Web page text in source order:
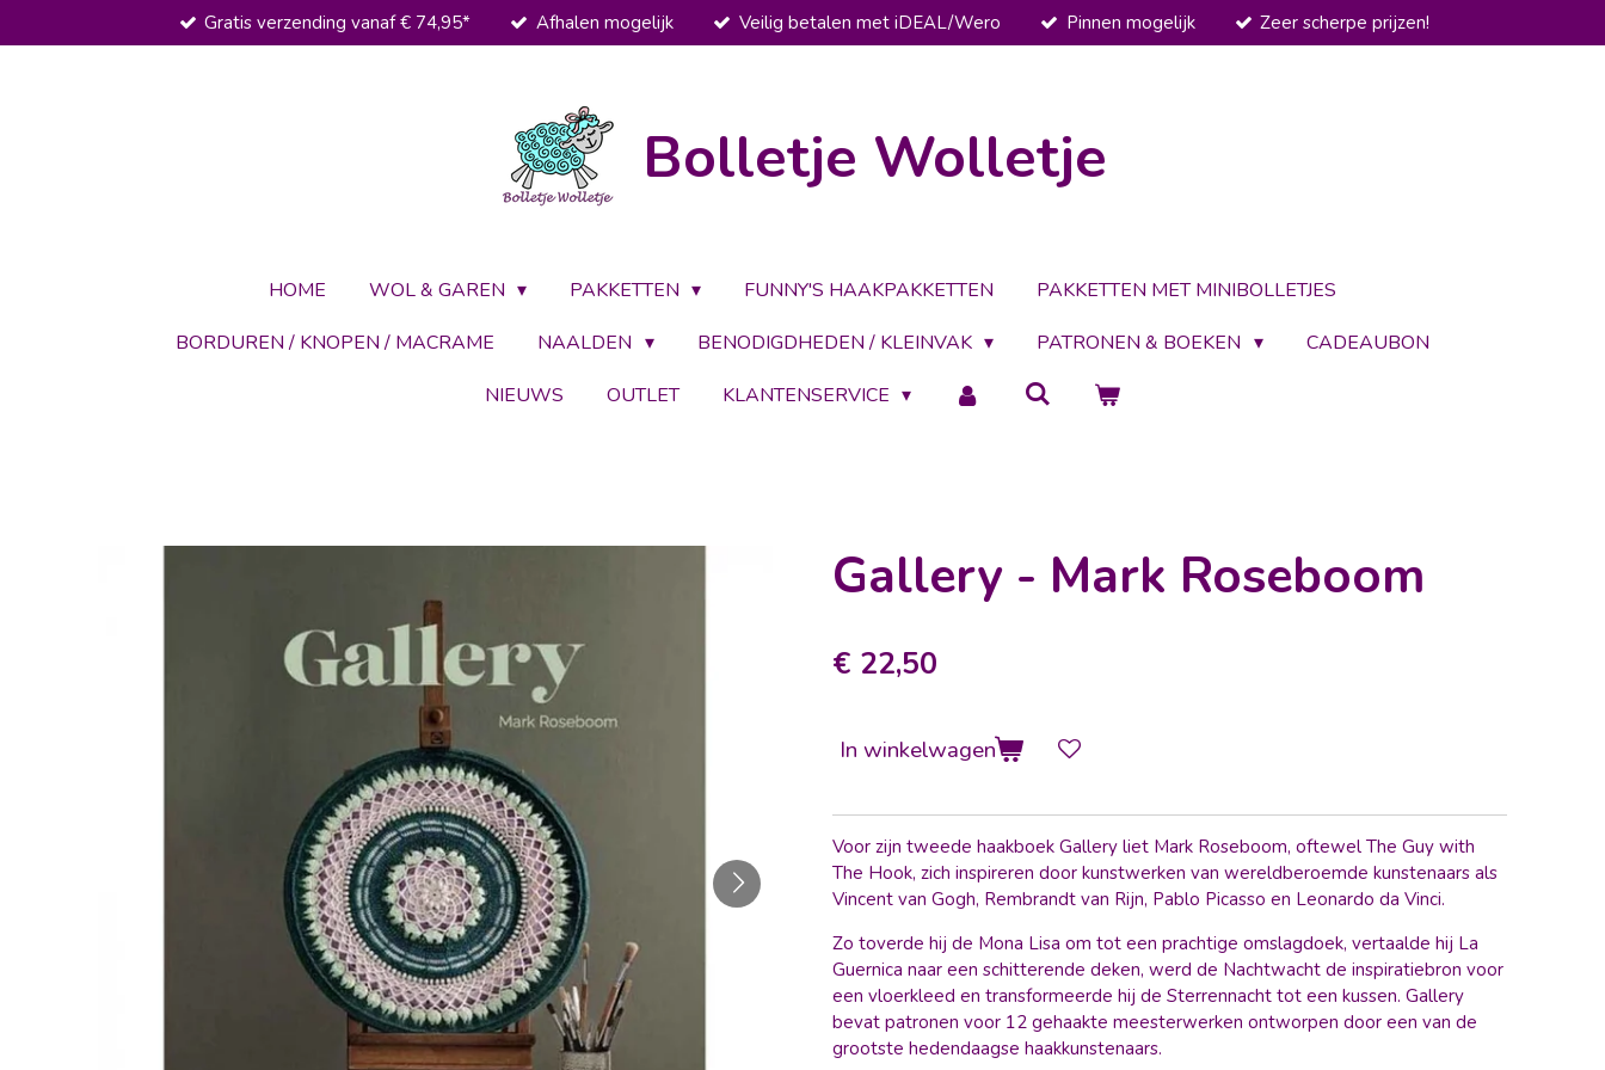
direct
Gratis verzending vanaf € 74,95* Afhalen mogelijk Veilig betalen met iDEAL/Wero Pinnen mogelijk Zeer scherpe prijzen!
Bolletje Wolletje
HOME WOL & GAREN PAKKETTEN FUNNY'S HAAKPAKKETTEN
PAKKETTEN MET MINIBOLLETJES
BORDUREN / KNOPEN / MACRAME
NAALDEN BENODIGDHEDEN / KLEINVAK PATRONEN & BOEKEN
CADEAUBON
NIEUWS
OUTLET KLANTENSERVICE
Gallery - Mark Roseboom
€ 22,50
In winkelwagen
Voor zijn tweede haakboek Gallery liet Mark Roseboom, oftewel The Guy with
The Hook, zich inspireren door kunstwerken van wereldberoemde kunstenaars als
Vincent van Gogh, Rembrandt van Rijn, Pablo Picasso en Leonardo da Vinci.
Zo toverde hij de Mona Lisa om tot een prachtige omslagdoek, vertaalde hij La
Guernica naar een schitterende deken, werd de Nachtwacht de inspiratiebron voor
een vloerkleed en transformeerde hij de Sterrennacht tot een kussen. Gallery
bevat patronen voor 12 gehaakte meesterwerken ontworpen door een van de
grootste hedendaagse haakkunstenaars.